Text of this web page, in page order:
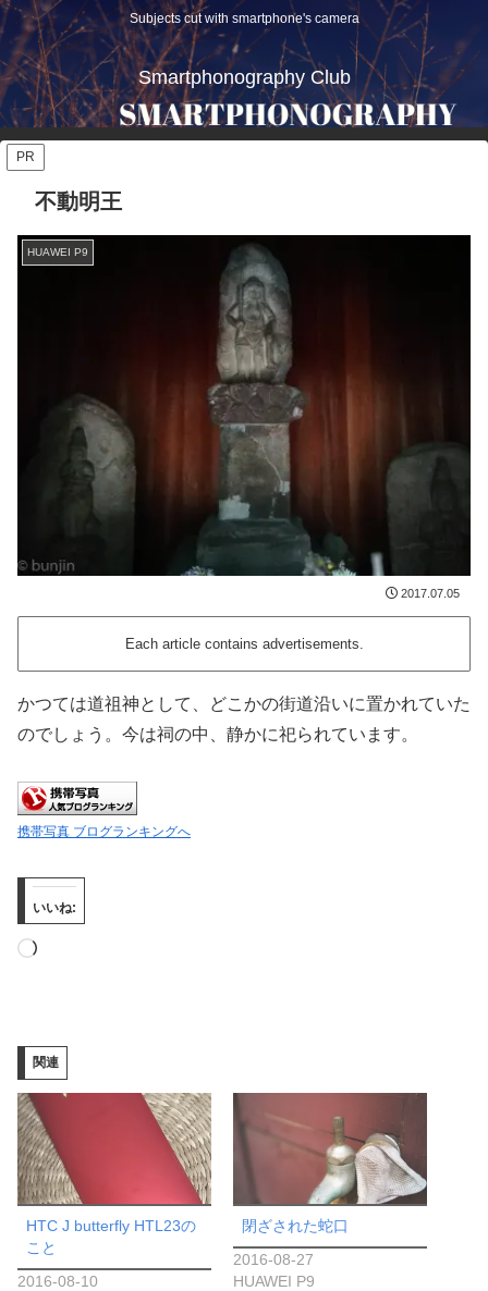
Subjects cut with smartphone's camera
Smartphonography Club
PR
不動明王
HUAWEI P9
2017.07.05
Each article contains advertisements.
かつては道祖神として、どこかの街道沿いに置かれていた
のでしょう。今は祠の中、静かに祀られています。
携帯写真 ブログランキングへ
いいね:
読
み
中…
関連
HTC J butterfly HTL23の
こと
2016-08-10
閉ざされた蛇口
2016-08-27
HUAWEI P9